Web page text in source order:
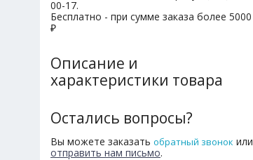
00-17.
Бесплатно - при сумме заказа более 5000
₽
Описание и
характеристики товара
Остались вопросы?
Вы можете заказать обратный звонок или
отправить нам письмо.